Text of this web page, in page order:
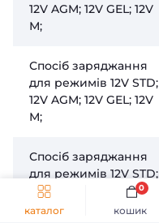
каталог кошик
0
12V AGM; 12V GEL; 12V
М;
Спосіб заряджання
для режимів 12V STD;
12V AGM; 12V GEL; 12V
М;
Спосіб заряджання
для режимів 12V STD;
12V AGM; 12V GEL; 12V
М;